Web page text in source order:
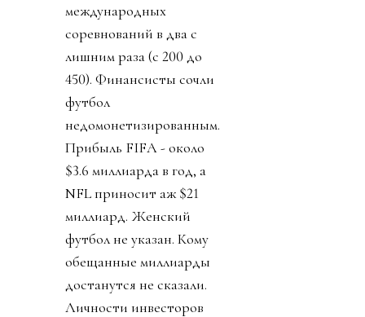
международных
соревнований в два с
лишним раза (с 200 до
450). Финансисты сочли
футбол
недомонетизированным.
Прибыль FIFA - около
$3.6 миллиарда в год, а
NFL приносит аж $21
миллиард. Женский
футбол не указан. Кому
обещанные миллиарды
достанутся не сказали.
Личности инвесторов